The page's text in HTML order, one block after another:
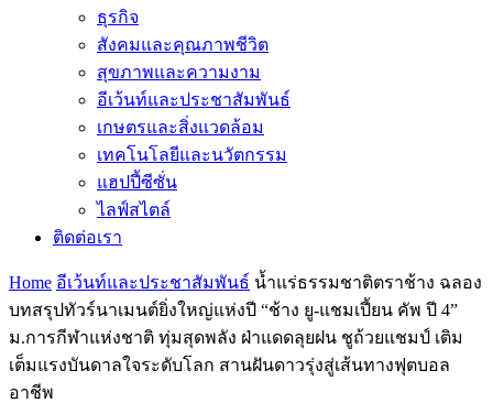
ธุรกิจ
สังคมและคุณภาพชีวิต
สุขภาพและความงาม
อีเว้นท์และประชาสัมพันธ์
เกษตรและสิ่งแวดล้อม
เทคโนโลยีและนวัตกรรม
แฮปปี้ซีซั่น
ไลฟ์สไตล์
ติดต่อเรา
Home อีเว้นท์และประชาสัมพันธ์ น้ำแร่ธรรมชาติตราช้าง ฉลอง
บทสรุปทัวร์นาเมนต์ยิ่งใหญ่แห่งปี “ช้าง ยู-แชมเปี้ยน คัพ ปี 4”
ม.การกีฬาแห่งชาติ ทุ่มสุดพลัง ฝ่าแดดลุยฝน ชูถ้วยแชมป์ เติม
เต็มแรงบันดาลใจระดับโลก สานฝันดาวรุ่งสู่เส้นทางฟุตบอล
อาชีพ